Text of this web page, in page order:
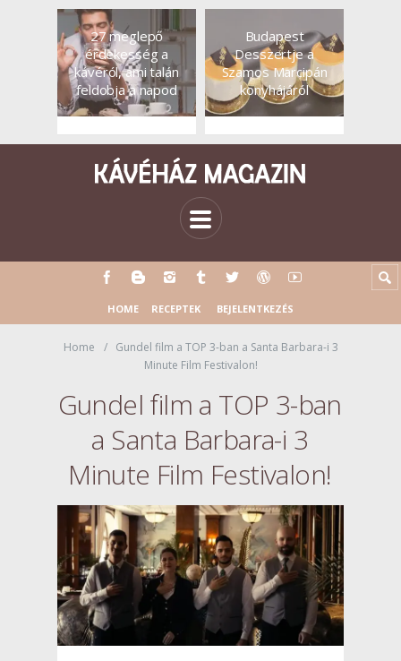
27 meglepő
érdekesség a
kávéról, ami talán
feldobja a napod
Budapest
Desszertje a
Szamos Marcipán
konyhájáról
HOME RECEPTEK BEJELENTKEZÉS
Home
Gundel film a TOP 3-ban a Santa Barbara-i 3
Minute Film Festivalon!
Gundel film a TOP 3-ban
a Santa Barbara-i 3
Minute Film Festivalon!